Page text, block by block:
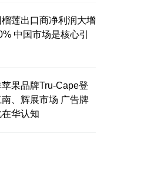
莲出口商净利润大增
中国市场是核心引
果品牌Tru-Cape登
南、辉展市场 广告牌
华认知